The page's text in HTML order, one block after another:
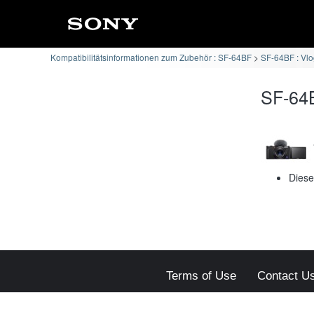
Kompatibilitätsinformationen zum Zubehör : SF-64BF SF-64BF :
SF-
Terms of Use Contact